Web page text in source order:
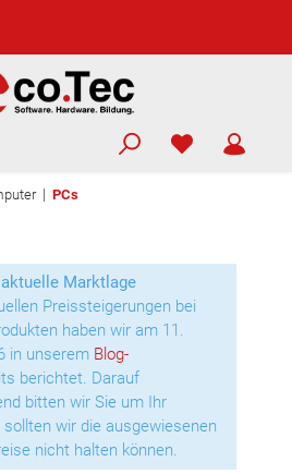
| PCs
Marktlage
Preissteigerungen bei
haben wir am 11.
in unserem Blog-
berichtet. Darauf
bitten wir Sie um Ihr
wir die ausgewiesenen
nicht halten können.